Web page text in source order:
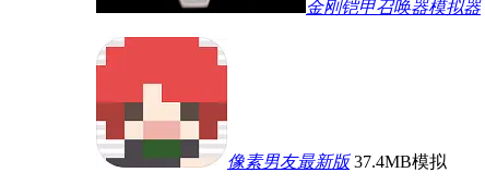
金刚铠甲召唤器模拟器
像素男友最新版 37.4MB模拟